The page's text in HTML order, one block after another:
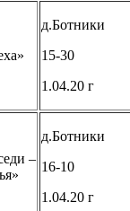
д.Ботники
15-30
1.04.20 г
–
д.Ботники
16-10
1.04.20 г